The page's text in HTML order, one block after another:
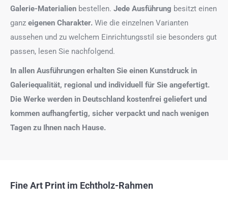
Galerie-Materialien bestellen. Jede Ausführung besitzt einen
ganz eigenen Charakter. Wie die einzelnen Varianten
aussehen und zu welchem Einrichtungsstil sie besonders gut
passen, lesen Sie nachfolgend.
In allen Ausführungen erhalten Sie einen Kunstdruck in
Galeriequalität, regional und individuell für Sie angefertigt.
Die Werke werden in Deutschland kostenfrei geliefert und
kommen aufhangfertig, sicher verpackt und nach wenigen
Tagen zu Ihnen nach Hause.
Fine Art Print im Echtholz-Rahmen